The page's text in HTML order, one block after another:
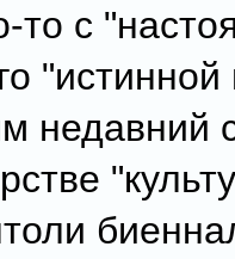
то с
недавний